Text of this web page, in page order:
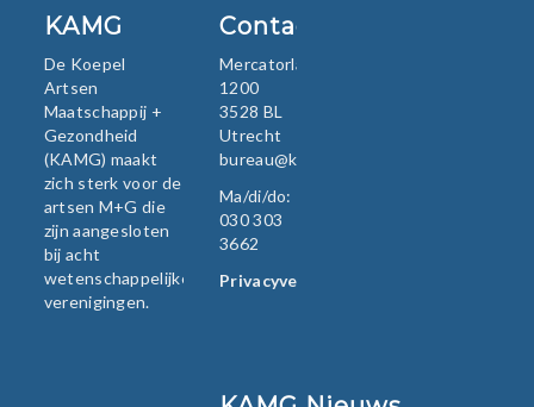
KAMG
De Koepel
Artsen
Maatschappij +
Gezondheid
(KAMG) maakt
zich sterk voor de
artsen M+G die
zijn aangesloten
bij acht
wetenschappelijke
verenigingen.
Contact
Mercatorlaan
1200
3528 BL
Utrecht
bureau@kamg.nl
Ma/di/do:
030 303
3662
Privacyverklaring